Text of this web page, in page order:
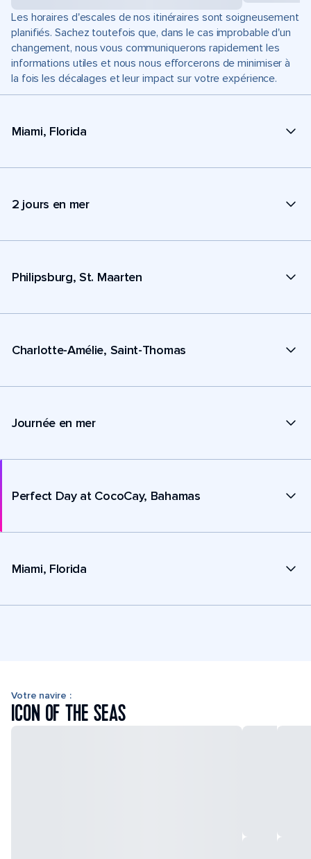
Les horaires d'escales de nos itinéraires sont soigneusement
planifiés. Sachez toutefois que, dans le cas improbable d'un
changement, nous vous communiquerons rapidement les
informations utiles et nous nous efforcerons de minimiser à
la fois les décalages et leur impact sur votre expérience.
Miami, Florida
2 jours en mer
Philipsburg, St. Maarten
Charlotte-Amélie, Saint-Thomas
Journée en mer
Perfect Day at CocoCay, Bahamas
Miami, Florida
Votre navire :
ICON OF THE SEAS